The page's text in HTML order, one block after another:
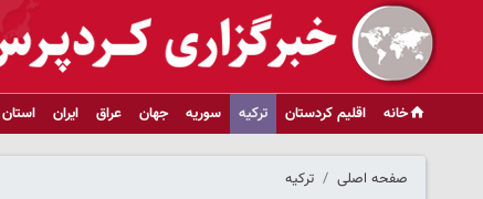
خانه اقلیم کردستان ترکیه سوریه جهان عراق ایران
صفحه اصلی ترکیه